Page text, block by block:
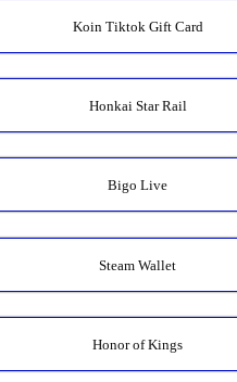
Koin Tiktok Gift Card
Honkai Star Rail
Bigo Live
Steam Wallet
Honor of Kings